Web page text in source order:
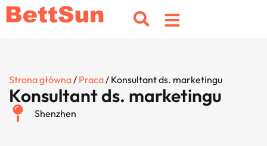
Strona główna/ Praca/ Konsultant ds. marketingu
Konsultant ds. marketingu
Shenzhen